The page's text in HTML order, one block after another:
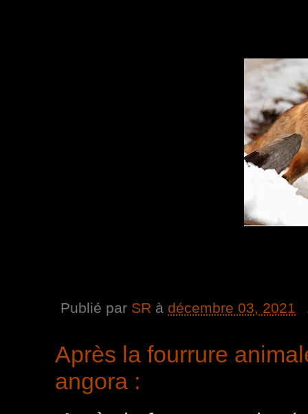
Publié par SR à décembre 03, 2021
Après la fourrure
angora :